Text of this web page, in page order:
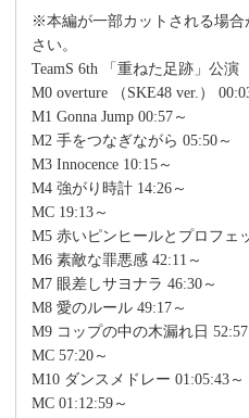
※本編が一部カットされる場
さい。
TeamS 6th 「重ねた足跡」公演
M0 overture （SKE48 ver.）
M1 Gonna Jump 00:57～
M2 手をつなぎながら 05:50～
M3 Innocence 10:15～
M4 強がり時計 14:26～
MC 19:13～
M5 赤いピンヒールとプロフェ
M6 素敵な罪悪感 42:11～
M7 眼差しサヨナラ 46:30～
M8 愛のルール 49:17～
M9 コップの中の木漏れ日 52:57
MC 57:20～
M10 ダンスメドレー 01:05:43～
MC 01:12:59～